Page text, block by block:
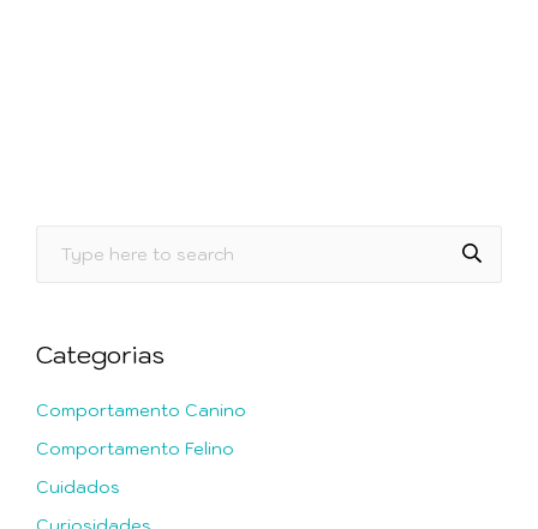
Categorias
Comportamento Canino
Comportamento Felino
Cuidados